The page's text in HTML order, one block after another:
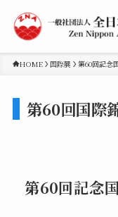
HOME 国際展 第60回記念
第60回国際
第60回記念